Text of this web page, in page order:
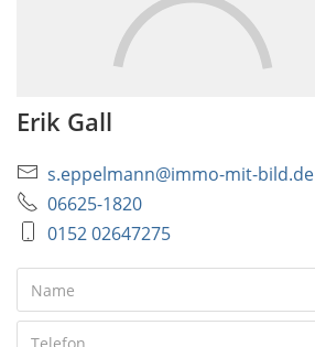
Erik Gall
s.eppelmann@immo-mit-bild.de
06625-1820
0152 02647275